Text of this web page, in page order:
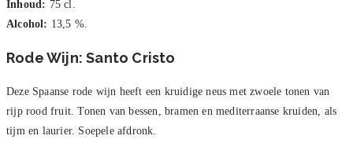
Inhoud: 75 cl.
Alcohol: 13,5 %.
Rode Wijn: Santo Cristo
Deze Spaanse rode wijn heeft een kruidige neus met zwoele tonen van
rijp rood fruit. Tonen van bessen, bramen en mediterraanse kruiden, als
tijm en laurier. Soepele afdronk.